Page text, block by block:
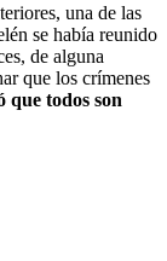
una de las
se había reunido
de alguna
que los crímenes
que todos son